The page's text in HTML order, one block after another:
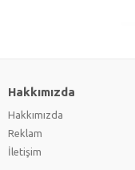
Hakkımızda
Hakkımızda
Reklam
İletişim